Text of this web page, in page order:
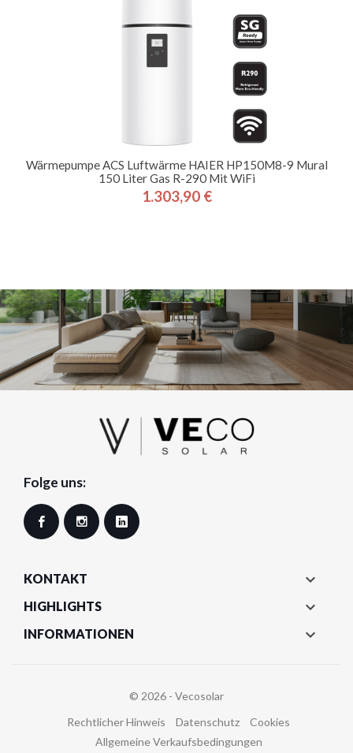
Wärmepumpe ACS Luftwärme HAIER HP150M8-9 Mural
150 Liter Gas R-290 Mit WiFi
Preis
1.303,90 €
Folge uns:
Facebook Instagram
KONTAKT 
HIGHLIGHTS 
INFORMATIONEN 
© 2026 - Vecosolar
Rechtlicher Hinweis
Datenschutz
Cookies
Allgemeine Verkaufsbedingungen